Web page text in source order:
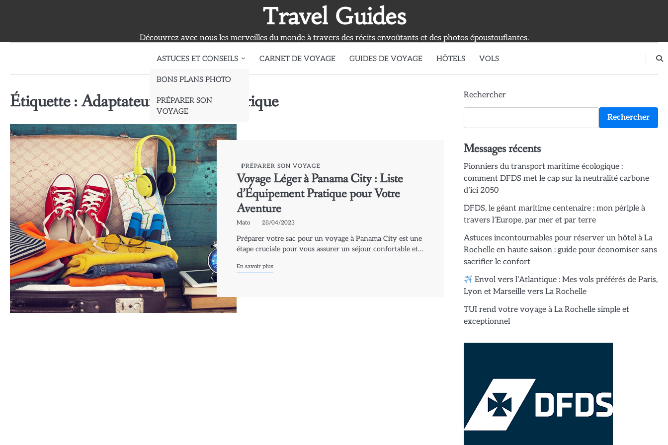
Travel Guides
Découvrez avec nous les merveilles du monde à travers des récits envoûtants et des photos époustouflantes.
ASTUCES ET CONSEILS
BONS PLANS PHOTO
PRÉPARER SON
VOYAGE
CARNET DE VOYAGE GUIDES DE VOYAGE HÔTELS VOLS
Étiquette : Adaptateur de Prise Électrique
PRÉPARER SON VOYAGE
Voyage Léger à Panama City : Liste
d’Équipement Pratique pour Votre
Aventure
Mato 28/04/2023
Préparer votre sac pour un voyage à Panama City est une
étape cruciale pour vous assurer un séjour confortable et…
En savoir plus
Rechercher
Rechercher
Messages récents
Pionniers du transport maritime écologique :
comment DFDS met le cap sur la neutralité carbone
d’ici 2050
DFDS, le géant maritime centenaire : mon périple à
travers l’Europe, par mer et par terre
Astuces incontournables pour réserver un hôtel à La
Rochelle en haute saison : guide pour économiser sans
sacrifier le confort
Envol vers l’Atlantique : Mes vols préférés de Paris,
Lyon et Marseille vers La Rochelle
TUI rend votre voyage à La Rochelle simple et
exceptionnel